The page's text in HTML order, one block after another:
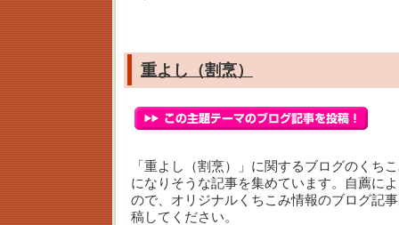
重よし（割烹）
「重よし（割烹）」に関するブログのくち
になりそうな記事を集めています。自薦に
ので、オリジナルくちこみ情報のブログ記
稿してください。